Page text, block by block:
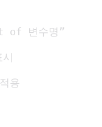
of 변수명”
용